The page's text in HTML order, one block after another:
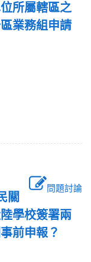
所屬轄區之
業務組申請
問題討論
關
學校簽署兩
事前申報？